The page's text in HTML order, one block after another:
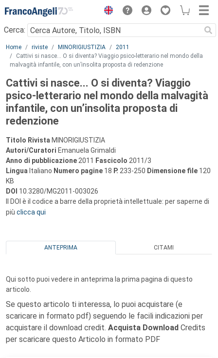
Menu
Cerca:
Main content
Home riviste MINORIGIUSTIZIA
2011
Cattivi si nasce... O si diventa? Viaggio psico-letterario nel mondo della
malvagità infantile, con un’insolita proposta di redenzione
Cattivi si nasce... O si diventa? Viaggio
psico-letterario nel mondo della malvagità
infantile, con un’insolita proposta di
redenzione
Titolo Rivista MINORIGIUSTIZIA
Autori/Curatori Emanuela Grimaldi
Anno di pubblicazione 2011 Fascicolo 2011/3
Lingua Italiano Numero pagine 18 P. 233-250 Dimensione file 120
KB
DOI 10.3280/MG2011-003026
Il DOI è il codice a barre della proprietà intellettuale: per saperne di
più clicca qui
ANTEPRIMA CITAMI
Qui sotto puoi vedere in anteprima la prima pagina di questo
articolo.
Se questo articolo ti interessa, lo puoi acquistare (e
scaricare in formato pdf) seguendo le facili indicazioni per
acquistare il download credit. Acquista Download Credits
per scaricare questo Articolo in formato PDF